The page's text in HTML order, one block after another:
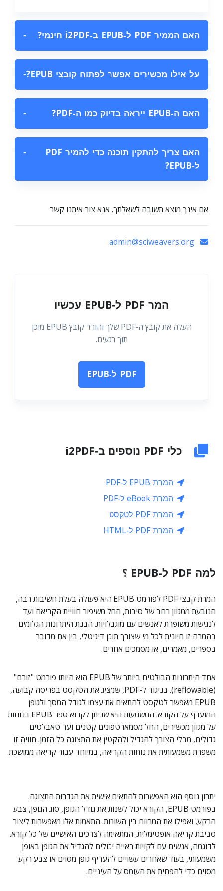
האם הממיר PDF ל‑EPUB ב‑i2PDF חינמי? −
על אילו מכשירים אפשר לפתוח קובצי EPUB? −
האם ה‑EPUB ייראה בדיוק כמו ה‑PDF? −
האם צריך להתקין תוכנה כדי להמיר PDF
ל‑EPUB?
−
אם אינך מוצא תשובה לשאלתך, אנא צור איתנו קשר
המר PDF ל‑EPUB עכשיו
העלה את קובץ ה‑PDF שלך והורד קובץ EPUB מוכן
תוך רגעים.
PDF ל‑EPUB
כלי PDF נוספים ב‑i2PDF
המרת EPUB ל‑PDF
המרת eBook ל‑PDF
המרת PDF לטקסט
המרת PDF ל‑HTML
למה PDF ל-EPUB ؟
המרת קבצי PDF לפורמט EPUB היא פעולה בעלת חשיבות רבה,
הנובעת ממגוון רחב של סיבות, החל משיפור חוויית הקריאה ועד
לנגישות משופרת לאנשים עם מוגבלויות. הבנת היתרונות הגלומים
בהמרה זו חיונית לכל מי שצורך תוכן דיגיטלי, בין אם מדובר
בספרים, מאמרים, או מסמכים אחרים.
אחד היתרונות הבולטים ביותר של EPUB הוא היותו פורמט "זורם"
(reflowable). בניגוד ל-PDF, שמציג את הטקסט בפריסה קבועה,
EPUB מאפשר לטקסט להתאים את עצמו לגודל המסך ולגופן
המועדף על הקורא. המשמעות היא שניתן לקרוא ספר EPUB בנוחות
על מגוון מכשירים, החל מסמארטפונים קטנים ועד טאבלטים
גדולים, מבלי הצורך להגדיל ולהקטין את התצוגה כל הזמן. חוויה זו
משפרת משמעותית את נוחות הקריאה, במיוחד עבור קריאה ממושכת.
יתרון נוסף הוא האפשרות להתאים אישית את הגדרות התצוגה.
בפורמט EPUB, הקורא יכול לשנות את גודל הגופן, סוג הגופן, צבע
הרקע, ואפילו את המרווח בין השורות. התאמות אלו מאפשרות ליצור
סביבת קריאה אופטימלית, המתאימה לצרכים האישיים של כל קורא.
לדוגמה, אנשים עם לקויות ראייה יכולים להגדיל את הגופן באופן
משמעותי, בעוד שאחרים עשויים להעדיף גופן מסוים או צבע רקע
מסוים כדי להפחית את העומס על העיניים.